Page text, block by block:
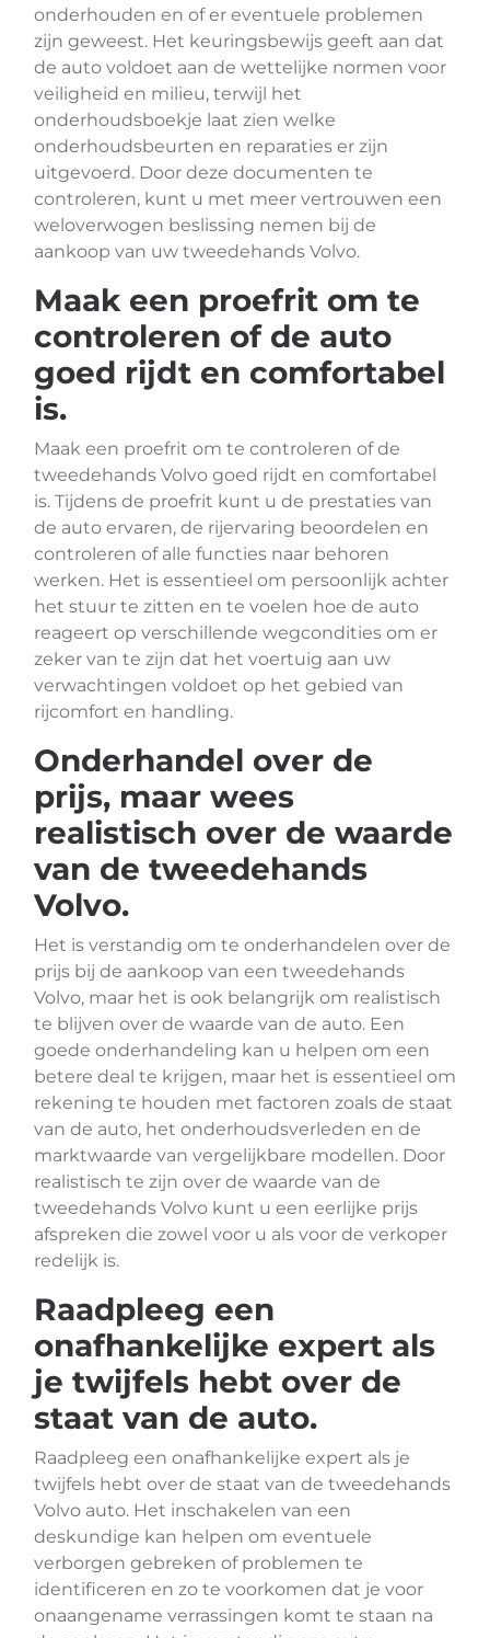
onderhouden en of er eventuele problemen
zijn geweest. Het keuringsbewijs geeft aan dat
de auto voldoet aan de wettelijke normen voor
veiligheid en milieu, terwijl het
onderhoudsboekje laat zien welke
onderhoudsbeurten en reparaties er zijn
uitgevoerd. Door deze documenten te
controleren, kunt u met meer vertrouwen een
weloverwogen beslissing nemen bij de
aankoop van uw tweedehands Volvo.
Maak een proefrit om te
controleren of de auto
goed rijdt en comfortabel
is.
Maak een proefrit om te controleren of de
tweedehands Volvo goed rijdt en comfortabel
is. Tijdens de proefrit kunt u de prestaties van
de auto ervaren, de rijervaring beoordelen en
controleren of alle functies naar behoren
werken. Het is essentieel om persoonlijk achter
het stuur te zitten en te voelen hoe de auto
reageert op verschillende wegcondities om er
zeker van te zijn dat het voertuig aan uw
verwachtingen voldoet op het gebied van
rijcomfort en handling.
Onderhandel over de
prijs, maar wees
realistisch over de waarde
van de tweedehands
Volvo.
Het is verstandig om te onderhandelen over de
prijs bij de aankoop van een tweedehands
Volvo, maar het is ook belangrijk om realistisch
te blijven over de waarde van de auto. Een
goede onderhandeling kan u helpen om een
betere deal te krijgen, maar het is essentieel om
rekening te houden met factoren zoals de staat
van de auto, het onderhoudsverleden en de
marktwaarde van vergelijkbare modellen. Door
realistisch te zijn over de waarde van de
tweedehands Volvo kunt u een eerlijke prijs
afspreken die zowel voor u als voor de verkoper
redelijk is.
Raadpleeg een
onafhankelijke expert als
je twijfels hebt over de
staat van de auto.
Raadpleeg een onafhankelijke expert als je
twijfels hebt over de staat van de tweedehands
Volvo auto. Het inschakelen van een
deskundige kan helpen om eventuele
verborgen gebreken of problemen te
identificeren en zo te voorkomen dat je voor
onaangename verrassingen komt te staan na